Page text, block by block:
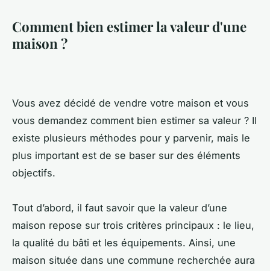
Comment bien estimer la valeur d'une
maison ?
Vous avez décidé de vendre votre maison et vous
vous demandez comment bien estimer sa valeur ? Il
existe plusieurs méthodes pour y parvenir, mais le
plus important est de se baser sur des éléments
objectifs.
Tout d’abord, il faut savoir que la valeur d’une
maison repose sur trois critères principaux : le lieu,
la qualité du bâti et les équipements. Ainsi, une
maison située dans une commune recherchée aura